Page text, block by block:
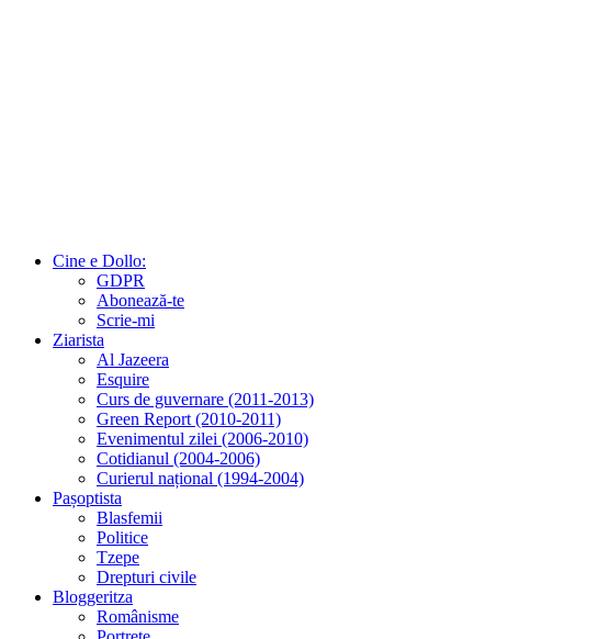
Cine e Dollo:
GDPR
Abonează-te
Scrie-mi
Ziarista
Al Jazeera
Esquire
Curs de guvernare (2011-2013)
Green Report (2010-2011)
Evenimentul zilei (2006-2010)
Cotidianul (2004-2006)
Curierul național (1994-2004)
Pașoptista
Blasfemii
Politice
Tzepe
Drepturi civile
Bloggeritza
Românisme